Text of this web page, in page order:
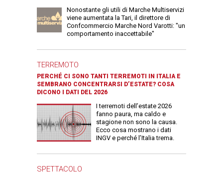
Nonostante gli utili di Marche Multiservizi
viene aumentata la Tari, il direttore di
Confcommercio Marche Nord Varotti: "un
comportamento inaccettabile"
TERREMOTO
PERCHÉ CI SONO TANTI TERREMOTI IN ITALIA E
SEMBRANO CONCENTRARSI D’ESTATE? COSA
DICONO I DATI DEL 2026
I terremoti dell’estate 2026
fanno paura, ma caldo e
stagione non sono la causa.
Ecco cosa mostrano i dati
INGV e perché l’Italia trema.
SPETTACOLO